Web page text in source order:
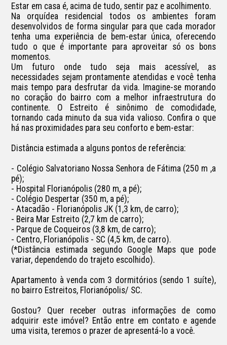
Estar em casa é, acima de tudo, sentir paz e acolhimento.
Na orquídea residencial todos os ambientes foram
desenvolvidos de forma singular para que cada morador
tenha uma experiência de bem-estar única, oferecendo
tudo o que é importante para aproveitar só os bons
momentos.
Um futuro onde tudo seja mais acessível, as
necessidades sejam prontamente atendidas e você tenha
mais tempo para desfrutar da vida. Imagine-se morando
no coração do bairro com a melhor infraestrutura do
continente. O Estreito é sinônimo de comodidade,
tornando cada minuto da sua vida valioso. Confira o que
há nas proximidades para seu conforto e bem-estar:
Distância estimada a alguns pontos de referência:
- Colégio Salvatoriano Nossa Senhora de Fátima (250 m ,a
pé);
- Hospital Florianópolis (280 m, a pé);
- Colégio Despertar (350 m, a pé);
- Atacadão - Florianópolis JK (1,3 km, de carro);
- Beira Mar Estreito (2,7 km de carro);
- Parque de Coqueiros (3,8 km, de carro);
- Centro, Florianópolis - SC (4,5 km, de carro).
(*Distância estimada segundo Google Maps que pode
variar, dependendo do trajeto escolhido).
Apartamento à venda com 3 dormitórios (sendo 1 suíte),
no bairro Estreitos, Florianópolis/ SC.
Gostou? Quer receber outras informações de como
adquirir este imóvel? Então entre em contato e agende
uma visita, teremos o prazer de apresentá-lo a você.